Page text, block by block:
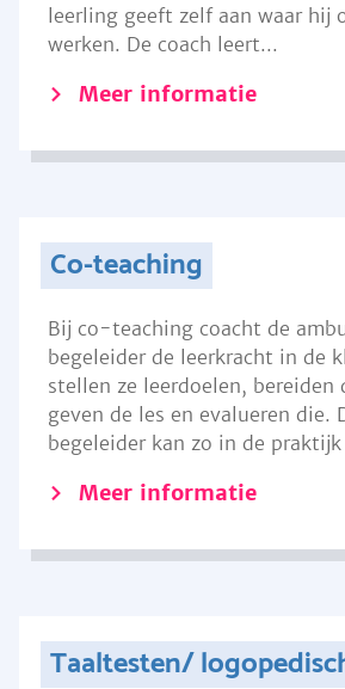
leerling geeft zelf aan waar hij
werken. De coach leert...
Meer informatie
Co-teaching
Bij co-teaching coacht de
begeleider de leerkracht in de
stellen ze leerdoelen, bereiden
geven de les en evalueren die.
begeleider kan zo in de
Meer informatie
Taaltesten/